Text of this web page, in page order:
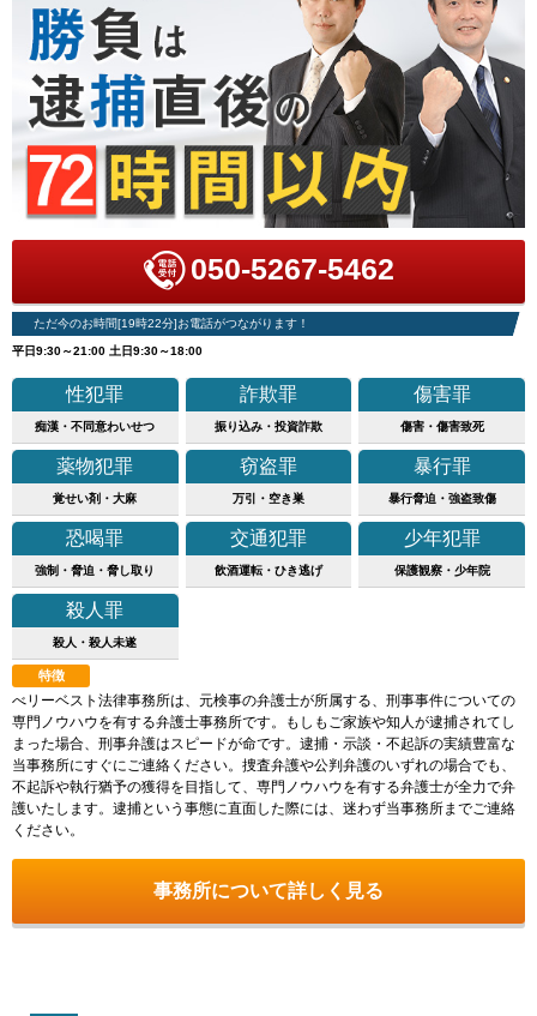
050-5267-5462
ただ今のお時間[19時22分]お電話がつながります！
平日9:30～21:00 土日9:30～18:00
性犯罪
痴漢・不同意わいせつ
詐欺罪
振り込み・投資詐欺
傷害罪
傷害・傷害致死
薬物犯罪
覚せい剤・大麻
窃盗罪
万引・空き巣
暴行罪
暴行脅迫・強盗致傷
恐喝罪
強制・脅迫・脅し取り
交通犯罪
飲酒運転・ひき逃げ
少年犯罪
保護観察・少年院
殺人罪
殺人・殺人未遂
特徴
べリーベスト法律事務所は、元検事の弁護士が所属する、刑事事件についての
専門ノウハウを有する弁護士事務所です。もしもご家族や知人が逮捕されてし
まった場合、刑事弁護はスピードが命です。逮捕・示談・不起訴の実績豊富な
当事務所にすぐにご連絡ください。捜査弁護や公判弁護のいずれの場合でも、
不起訴や執行猶予の獲得を目指して、専門ノウハウを有する弁護士が全力で弁
護いたします。逮捕という事態に直面した際には、迷わず当事務所までご連絡
ください。
事務所について詳しく見る